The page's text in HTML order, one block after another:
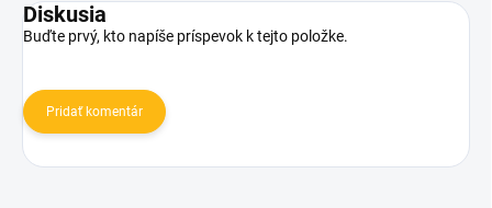
Diskusia
Buďte prvý, kto napíše príspevok k tejto položke.
Pridať komentár